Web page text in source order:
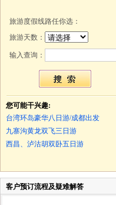
旅游度假线路任你选：
旅游天数：
输入查询：
您可能干兴趣:
台湾环岛豪华八日游/成都出发
九寨沟黄龙双飞三日游
西昌、泸沽胡双卧五日游
客户预订流程及疑难解答